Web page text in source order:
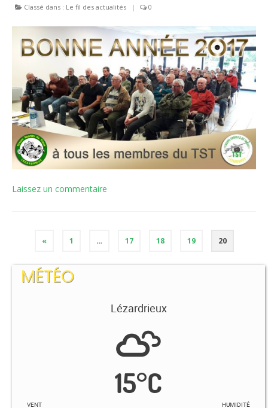
Classé dans : Le fil des actualités | 0
Laissez un commentaire
« 1 … 17 18 19 20
MÉTÉO
Lézardrieux
15°C
VENT HUMIDITÉ